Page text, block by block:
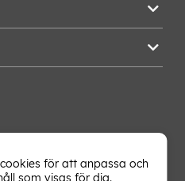
erbjudandena och
din mejlkorg. Signa upp på
för att anpassa och
som visas för dig.